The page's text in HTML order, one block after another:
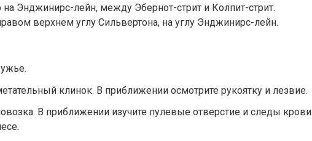
Энджинирс-лейн, между Эбернот-стрит и Колпит-стрит.
верхнем углу Сильвертона, на углу Энджинирс-лейн.
клинок. В приближении осмотрите рукоятку и лезвие.
В приближении изучите пулевые отверстие и следы крови